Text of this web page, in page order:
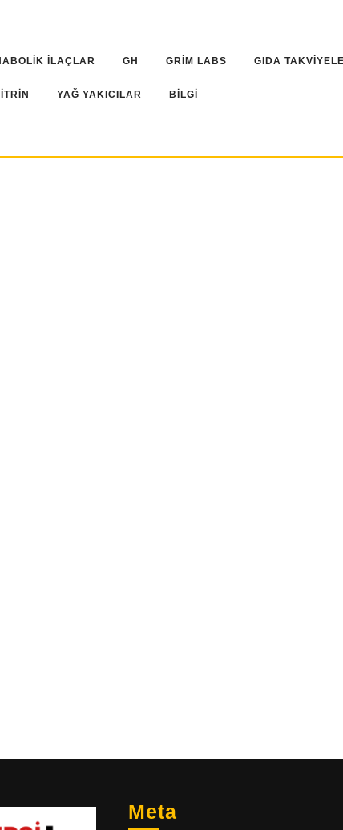
İLAÇLAR GH GRİM LABS GIDA
YAĞ YAKICILAR BİLGİ
Meta